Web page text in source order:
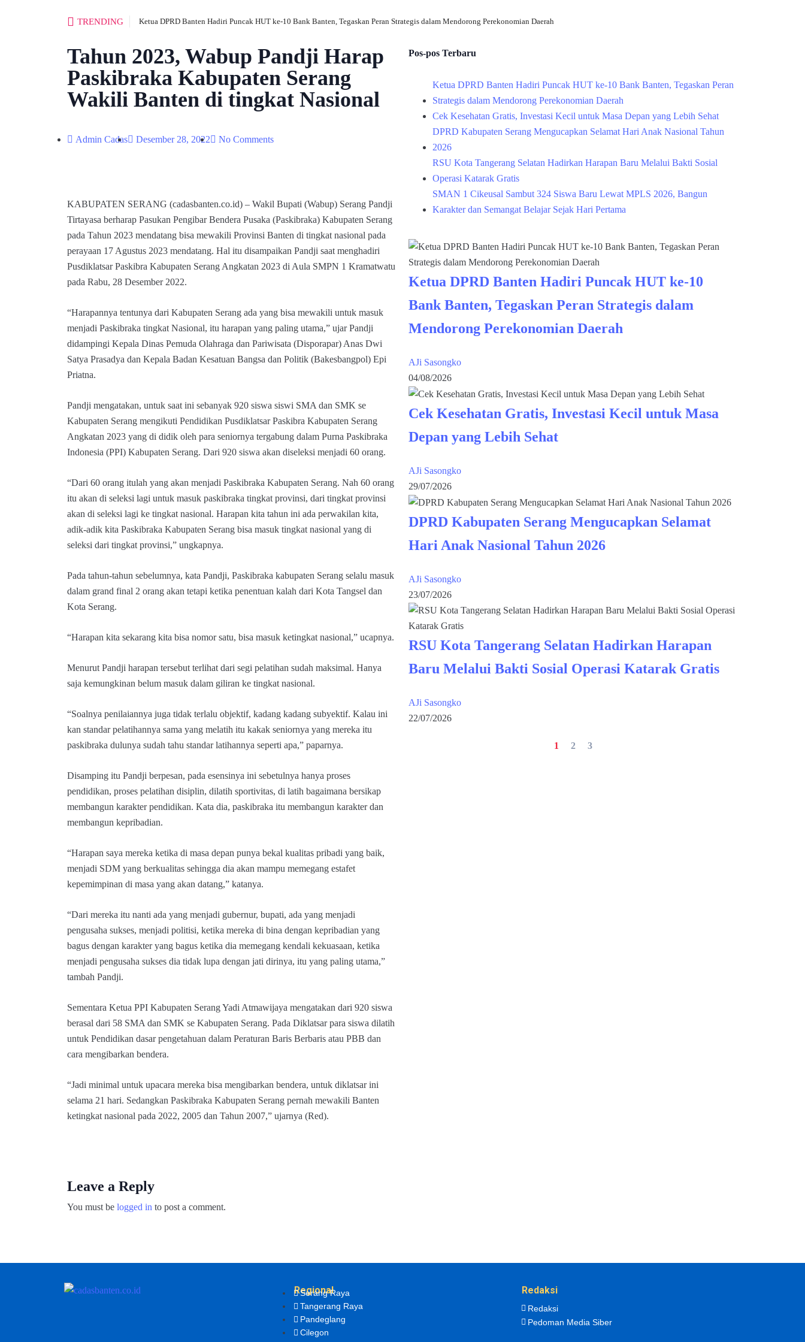
TRENDING Ketua DPRD Banten Hadiri Puncak HUT ke-10 Bank Banten, Tegaskan Peran Strategis dalam Mendorong Perekonomian Daerah
Tahun 2023, Wabup Pandji Harap
Paskibraka Kabupaten Serang
Wakili Banten di tingkat Nasional
Admin Cadas Desember 28, 2022 No Comments
KABUPATEN SERANG (cadasbanten.co.id) – Wakil Bupati (Wabup) Serang Pandji
Tirtayasa berharap Pasukan Pengibar Bendera Pusaka (Paskibraka) Kabupaten Serang
pada Tahun 2023 mendatang bisa mewakili Provinsi Banten di tingkat nasional pada
perayaan 17 Agustus 2023 mendatang. Hal itu disampaikan Pandji saat menghadiri
Pusdiklatsar Paskibra Kabupaten Serang Angkatan 2023 di Aula SMPN 1 Kramatwatu
pada Rabu, 28 Desember 2022.
“Harapannya tentunya dari Kabupaten Serang ada yang bisa mewakili untuk masuk
menjadi Paskibraka tingkat Nasional, itu harapan yang paling utama,” ujar Pandji
didampingi Kepala Dinas Pemuda Olahraga dan Pariwisata (Disporapar) Anas Dwi
Satya Prasadya dan Kepala Badan Kesatuan Bangsa dan Politik (Bakesbangpol) Epi
Priatna.
Pandji mengatakan, untuk saat ini sebanyak 920 siswa siswi SMA dan SMK se
Kabupaten Serang mengikuti Pendidikan Pusdiklatsar Paskibra Kabupaten Serang
Angkatan 2023 yang di didik oleh para seniornya tergabung dalam Purna Paskibraka
Indonesia (PPI) Kabupaten Serang. Dari 920 siswa akan diseleksi menjadi 60 orang.
“Dari 60 orang itulah yang akan menjadi Paskibraka Kabupaten Serang. Nah 60 orang
itu akan di seleksi lagi untuk masuk paskibraka tingkat provinsi, dari tingkat provinsi
akan di seleksi lagi ke tingkat nasional. Harapan kita tahun ini ada perwakilan kita,
adik-adik kita Paskibraka Kabupaten Serang bisa masuk tingkat nasional yang di
seleksi dari tingkat provinsi,” ungkapnya.
Pada tahun-tahun sebelumnya, kata Pandji, Paskibraka kabupaten Serang selalu masuk
dalam grand final 2 orang akan tetapi ketika penentuan kalah dari Kota Tangsel dan
Kota Serang.
“Harapan kita sekarang kita bisa nomor satu, bisa masuk ketingkat nasional,” ucapnya.
Menurut Pandji harapan tersebut terlihat dari segi pelatihan sudah maksimal. Hanya
saja kemungkinan belum masuk dalam giliran ke tingkat nasional.
“Soalnya penilaiannya juga tidak terlalu objektif, kadang kadang subyektif. Kalau ini
kan standar pelatihannya sama yang melatih itu kakak seniornya yang mereka itu
paskibraka dulunya sudah tahu standar latihannya seperti apa,” paparnya.
Disamping itu Pandji berpesan, pada esensinya ini sebetulnya hanya proses
pendidikan, proses pelatihan disiplin, dilatih sportivitas, di latih bagaimana bersikap
membangun karakter pendidikan. Kata dia, paskibraka itu membangun karakter dan
membangun kepribadian.
“Harapan saya mereka ketika di masa depan punya bekal kualitas pribadi yang baik,
menjadi SDM yang berkualitas sehingga dia akan mampu memegang estafet
kepemimpinan di masa yang akan datang,” katanya.
“Dari mereka itu nanti ada yang menjadi gubernur, bupati, ada yang menjadi
pengusaha sukses, menjadi politisi, ketika mereka di bina dengan kepribadian yang
bagus dengan karakter yang bagus ketika dia memegang kendali kekuasaan, ketika
menjadi pengusaha sukses dia tidak lupa dengan jati dirinya, itu yang paling utama,”
tambah Pandji.
Sementara Ketua PPI Kabupaten Serang Yadi Atmawijaya mengatakan dari 920 siswa
berasal dari 58 SMA dan SMK se Kabupaten Serang. Pada Diklatsar para siswa dilatih
untuk Pendidikan dasar pengetahuan dalam Peraturan Baris Berbaris atau PBB dan
cara mengibarkan bendera.
“Jadi minimal untuk upacara mereka bisa mengibarkan bendera, untuk diklatsar ini
selama 21 hari. Sedangkan Paskibraka Kabupaten Serang pernah mewakili Banten
ketingkat nasional pada 2022, 2005 dan Tahun 2007,” ujarnya (Red).
Leave a Reply
You must be logged in to post a comment.
Pos-pos Terbaru
Ketua DPRD Banten Hadiri Puncak HUT ke-10 Bank Banten, Tegaskan Peran
Strategis dalam Mendorong Perekonomian Daerah
Cek Kesehatan Gratis, Investasi Kecil untuk Masa Depan yang Lebih Sehat
DPRD Kabupaten Serang Mengucapkan Selamat Hari Anak Nasional Tahun
2026
RSU Kota Tangerang Selatan Hadirkan Harapan Baru Melalui Bakti Sosial
Operasi Katarak Gratis
SMAN 1 Cikeusal Sambut 324 Siswa Baru Lewat MPLS 2026, Bangun
Karakter dan Semangat Belajar Sejak Hari Pertama
Ketua DPRD Banten Hadiri Puncak HUT ke-10
Bank Banten, Tegaskan Peran Strategis dalam
Mendorong Perekonomian Daerah
AJi Sasongko
04/08/2026
Cek Kesehatan Gratis, Investasi Kecil untuk Masa
Depan yang Lebih Sehat
AJi Sasongko
29/07/2026
DPRD Kabupaten Serang Mengucapkan Selamat
Hari Anak Nasional Tahun 2026
AJi Sasongko
23/07/2026
RSU Kota Tangerang Selatan Hadirkan Harapan
Baru Melalui Bakti Sosial Operasi Katarak Gratis
AJi Sasongko
22/07/2026
1 2 3
Regional
Serang Raya
Tangerang Raya
Pandeglang
Cilegon
Redaksi
Redaksi
Pedoman Media Siber